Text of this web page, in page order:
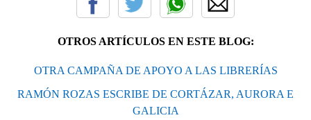
OTROS ARTÍCULOS EN ESTE BLOG:
OTRA CAMPAÑA DE APOYO A LAS LIBRERÍAS
RAMÓN ROZAS ESCRIBE DE CORTÁZAR, AURORA E
GALICIA